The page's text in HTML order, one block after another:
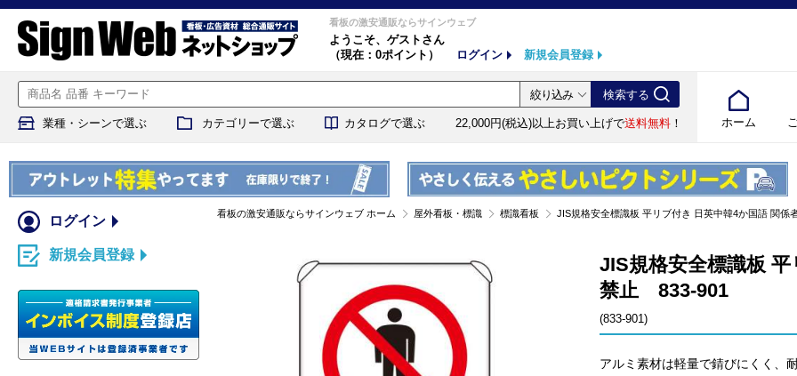
看板の激安通販ならサインウェブ
ようこそ、 ゲストさん
（現在：0ポイント）
ログイン 新規会員登録
ホーム
業種・シーンで選ぶ カテゴリーで選ぶ カタログで選ぶ 22,000円(税込)以上お買い上げで送料無料 ！
看板の激安通販ならサインウェブ ホーム 屋外看板・標識 標識看板 JIS規格安全標識板 平リブ付き 日英中韓4か国語 関
JIS規格安全標識板
禁止 833-901
(833-901)
アルミ素材は軽量で錆びにくく、
ログイン
新規会員登録